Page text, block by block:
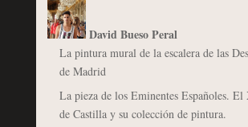
David Bueso Peral
La pintura mural de la escalera de las
de Madrid
La pieza de los Eminentes Españoles.
de Castilla y su colección de pintura.